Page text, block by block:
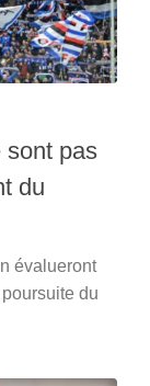
sont pas
du
évalueront
du